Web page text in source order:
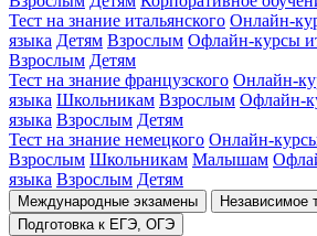
Тест на знание итальянского Онлайн-
языка Детям Взрослым Офлайн-курсы
Взрослым Детям
Тест на знание французского Онлайн-
языка Школьникам Взрослым Офлайн-
языка Взрослым Детям
Тест на знание немецкого Онлайн-
Взрослым Школьникам Малышам
языка Взрослым Детям
Международные экзамены
Независимое
Подготовка к ЕГЭ, ОГЭ